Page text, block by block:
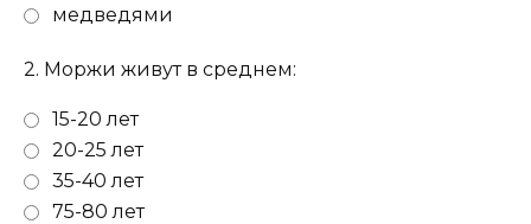
медведями
2. Моржи живут в среднем:
15-20 лет
20-25 лет
35-40 лет
75-80 лет